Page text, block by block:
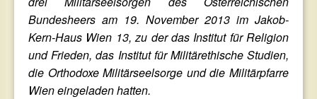
Bundesheers am 19. November 2013 im Jakob-
Kern-Haus Wien 13, zu der das Institut für Religion
und Frieden, das Institut für Militärethische Studien,
die Orthodoxe Militärseelsorge und die Militärpfarre
Wien eingeladen hatten.